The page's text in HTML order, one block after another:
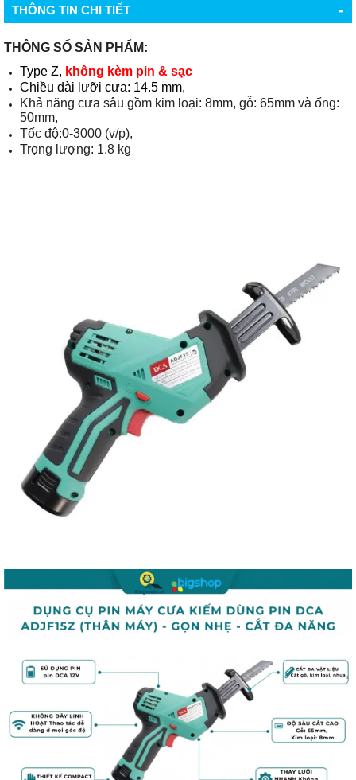
THÔNG TIN CHI TIẾT -
THÔNG SỐ SẢN PHẨM:
Type Z, không kèm pin & sạc
Chiều dài lưỡi cưa: 14.5 mm,
Khả năng cưa sâu gồm kim loại: 8mm, gỗ: 65mm và ống:
50mm,
Tốc độ:0-3000 (v/p),
Trọng lượng: 1.8 kg